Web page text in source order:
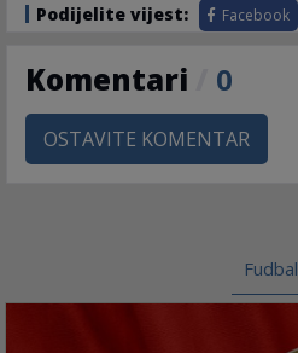
Podijelite vijest: Facebook
Komentari 0
OSTAVITE KOMENTAR
Fudbal